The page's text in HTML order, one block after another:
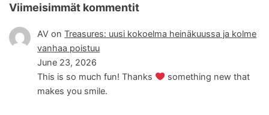
Viimeisimmät kommentit
AV onTreasures: uusi kokoelma heinäkuussa ja kolme
vanhaa poistuu
June 23, 2026
This is so much fun! Thanks
something new that
makes you smile.